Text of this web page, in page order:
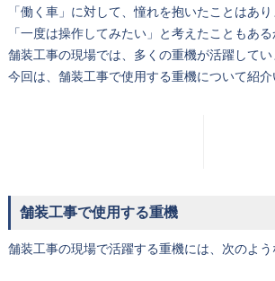
「働く車」に対して、憧れを抱いたことはあり
「一度は操作してみたい」と考えたこともある
舗装工事の現場では、多くの重機が活躍してい
今回は、舗装工事で使用する重機について紹介
舗装工事で使用する重機
舗装工事の現場で活躍する重機には、次のよう